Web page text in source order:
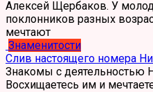
Алексей Щербаков. У
поклонников разных
мечтают
Знаменитости
Слив настоящего номера
Знакомы с деятельностью
Восхищаетесь им и